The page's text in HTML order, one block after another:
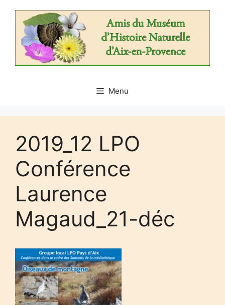
contenu
Menu
2019_12 LPO
Conférence
Laurence
Magaud_21-déc